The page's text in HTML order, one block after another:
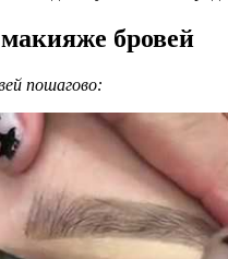
бровей
пошагово: